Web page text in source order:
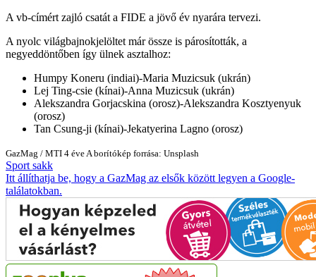
A vb-címért zajló csatát a FIDE a jövő év nyarára tervezi.
A nyolc világbajnokjelöltet már össze is párosították, a
negyeddöntőben így ülnek asztalhoz:
Humpy Koneru (indiai)-Maria Muzicsuk (ukrán)
Lej Ting-csie (kínai)-Anna Muzicsuk (ukrán)
Alekszandra Gorjacskina (orosz)-Alekszandra Kosztyenyuk
(orosz)
Tan Csung-ji (kínai)-Jekatyerina Lagno (orosz)
GazMag / MTI 4 éve A borítókép forrása: Unsplash
Sport sakk
Itt állíthatja be, hogy a GazMag az elsők között legyen a Google-
találatokban.